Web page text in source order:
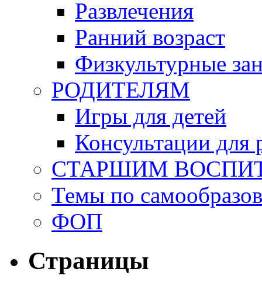
Развлечения
Ранний возраст
Физкультурные
РОДИТЕЛЯМ
Игры для детей
Консультации для
СТАРШИМ
Темы по
ФОП
Страницы